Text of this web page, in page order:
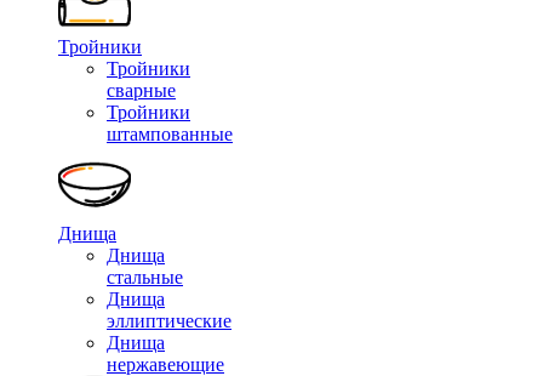
Тройники
Тройники
сварные
Тройники
штампованные
Днища
Днища
стальные
Днища
эллиптические
Днища
нержавеющие